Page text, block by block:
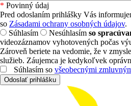
* Povinný údaj
Pred odoslaním prihlášky Vás
so Zásadami ochrany osobných údajov.
Súhlasím
Nesúhlasím so
videozáznamov vyhotovených počas
Zároveň beriete na vedomie, že v
služieb. Záujemca je kedykoľvek
Súhlasím so všeobecnými
Odoslať prihlášku